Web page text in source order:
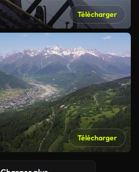
Télécharger
Télécharger